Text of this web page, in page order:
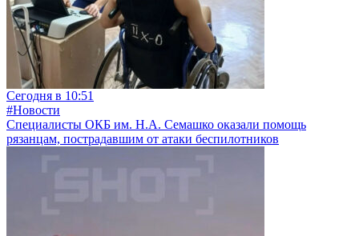
Сегодня в 10:51
#Новости
Специалисты ОКБ им. Н.А. Семашко оказали помощь
рязанцам, пострадавшим от атаки беспилотников